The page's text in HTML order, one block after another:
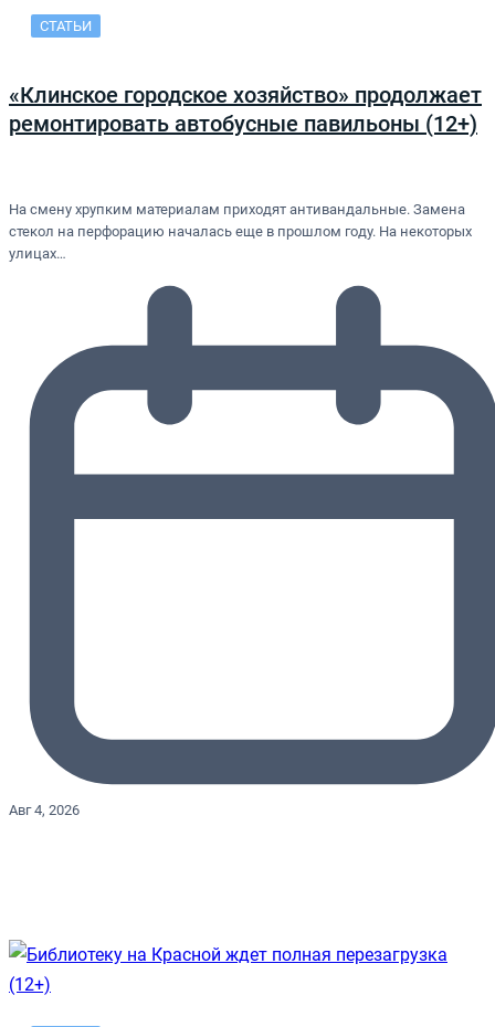
СТАТЬИ
«Клинское городское хозяйство» продолжает
ремонтировать автобусные павильоны (12+)
На смену хрупким материалам приходят антивандальные. Замена
стекол на перфорацию началась еще в прошлом году. На некоторых
улицах…
Авг 4, 2026